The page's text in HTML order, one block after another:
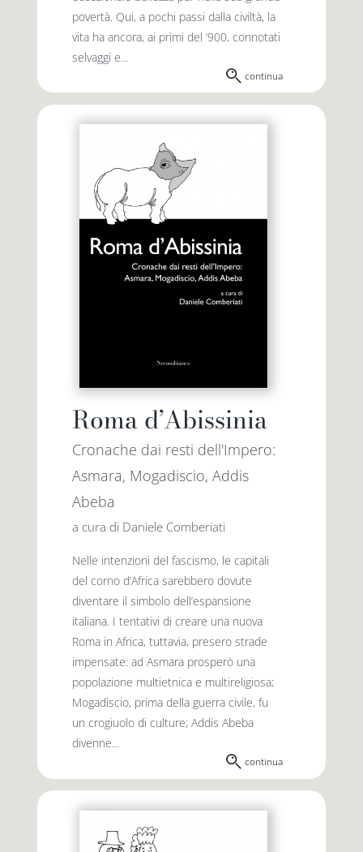
povertà. Qui, a pochi passi dalla civiltà, la
vita ha ancora, ai primi del ‘900, connotati
selvaggi e...
continua
Roma d’Abissinia
Cronache dai resti dell'Impero:
Asmara, Mogadiscio, Addis
Abeba
a cura di Daniele Comberiati
Nelle intenzioni del fascismo, le capitali
del corno d’Africa sarebbero dovute
diventare il simbolo dell’espansione
italiana. I tentativi di creare una nuova
Roma in Africa, tuttavia, presero strade
impensate: ad Asmara prosperò una
popolazione multietnica e multireligiosa;
Mogadiscio, prima della guerra civile, fu
un crogiuolo di culture; Addis Abeba
divenne...
continua